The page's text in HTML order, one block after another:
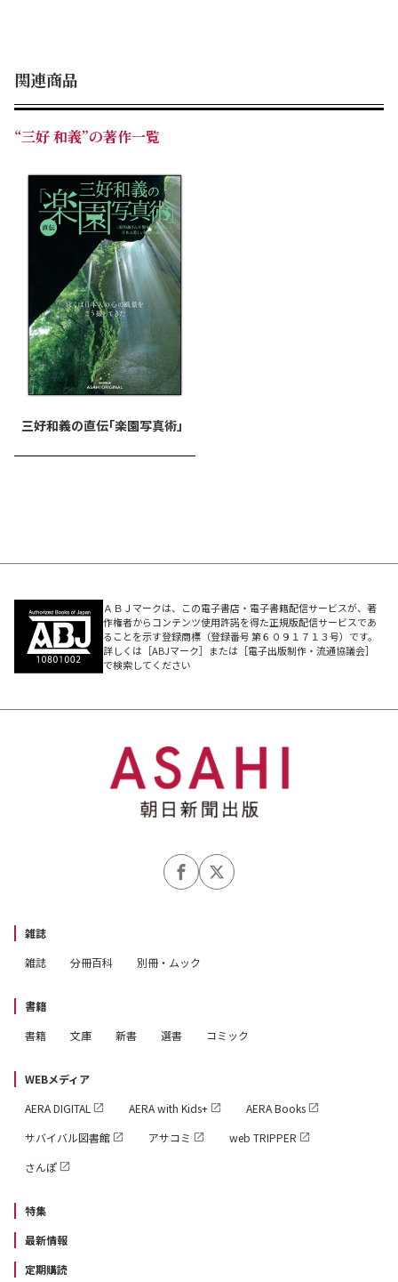
関連商品
“三好 和義”の著作一覧
三好和義の直伝「楽園写真術」
ＡＢＪマークは、この電子書店・電子書籍配信サービスが、著
作権者からコンテンツ使用許諾を得た正規版配信サービスであ
ることを示す登録商標（登録番号 第６０９１７１３号）です。
詳しくは［ABJマーク］または［電子出版制作・流通協議会］
で検索してください
雑誌
雑誌
分冊百科 別冊・ムック
書籍
書籍
文庫 新書 選書 コミック
WEBメディア
AERA DIGITAL
AERA with Kids+
AERA Books
サバイバル図書館
アサコミ
web TRIPPER
さんぽ
特集
最新情報
定期購読